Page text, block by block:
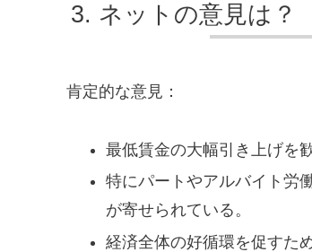
ネットの意見は？
肯定的な意見：
最低賃金の大幅引き上げを
特にパートやアルバイト労
が寄せられている。
経済全体の好循環を促すた